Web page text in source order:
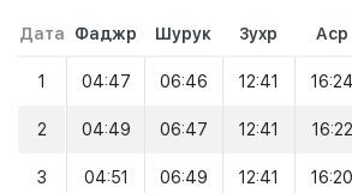
Дата Фаджр Шурук Зухр Аср
1 04:47 06:46 12:41 16:24
2 04:49 06:47 12:41 16:22
3 04:51 06:49 12:41 16:20